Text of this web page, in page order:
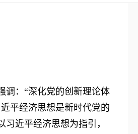
：“深化党的创新理论体
平经济思想是新时代党的
近平经济思想为指引，